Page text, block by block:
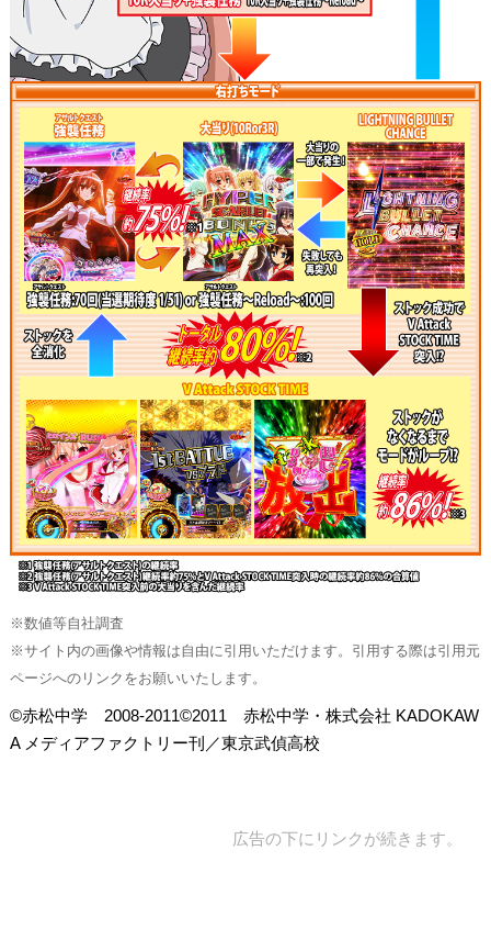
※数値等自社調査
※サイト内の画像や情報は自由に引用いただけます。引用する際は引用元
ページへのリンクをお願いいたします。
©赤松中学 2008-2011©2011 赤松中学・株式会社 KADOKAW
A メディアファクトリー刊／東京武偵高校
広告の下にリンクが続きます。